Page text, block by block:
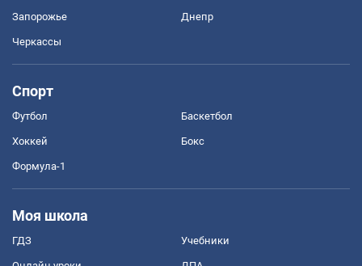
Запорожье Днепр
Черкассы
Спорт
Футбол Баскетбол
Хоккей Бокс
Формула-1
Моя школа
ГДЗ Учебники